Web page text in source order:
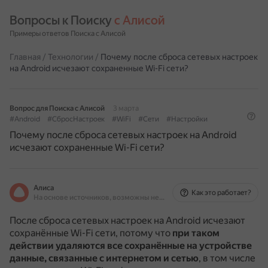
Вопросы к Поиску с Алисой
Примеры ответов Поиска с Алисой
Главная / Технологии / Почему после сброса сетевых настроек
на Android исчезают сохраненные Wi-Fi сети?
Вопрос для Поиска с Алисой
3 марта
#Android
#СбросНастроек #WiFi #Сети #Настройки
Почему после сброса сетевых настроек на Android
исчезают сохраненные Wi-Fi сети?
Алиса
На основе источников, возможны неточности
Как это работает?
После сброса сетевых настроек на Android исчезают
сохранённые Wi-Fi сети, потому что при таком
действии удаляются все сохранённые на устройстве
данные, связанные с интернетом и сетью, в том числе